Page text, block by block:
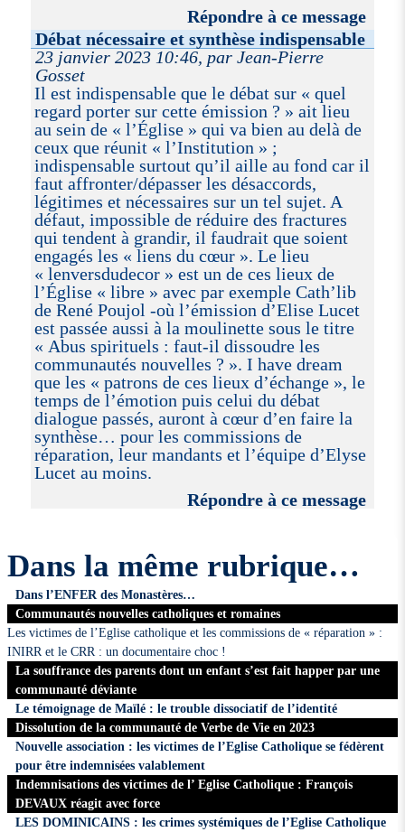
Répondre à ce message
Débat nécessaire et synthèse indispensable
23 janvier 2023 10:46, par Jean-Pierre
Gosset
Il est indispensable que le débat sur « quel
regard porter sur cette émission ? » ait lieu
au sein de « l’Église » qui va bien au delà de
ceux que réunit « l’Institution » ;
indispensable surtout qu’il aille au fond car il
faut affronter/dépasser les désaccords,
légitimes et nécessaires sur un tel sujet. A
défaut, impossible de réduire des fractures
qui tendent à grandir, il faudrait que soient
engagés les « liens du cœur ». Le lieu
« lenversdudecor » est un de ces lieux de
l’Église « libre » avec par exemple Cath’lib
de René Poujol -où l’émission d’Elise Lucet
est passée aussi à la moulinette sous le titre
« Abus spirituels : faut-il dissoudre les
communautés nouvelles ? ». I have dream
que les « patrons de ces lieux d’échange », le
temps de l’émotion puis celui du débat
dialogue passés, auront à cœur d’en faire la
synthèse… pour les commissions de
réparation, leur mandants et l’équipe d’Elyse
Lucet au moins.
Répondre à ce message
Dans la même rubrique…
Dans l’ENFER des Monastères…
Communautés nouvelles catholiques et romaines
Les victimes de l’Eglise catholique et les commissions de « réparation » :
INIRR et le CRR : un documentaire choc !
La souffrance des parents dont un enfant s’est fait happer par une
communauté déviante
Le témoignage de Maïlé : le trouble dissociatif de l’identité
Dissolution de la communauté de Verbe de Vie en 2023
Nouvelle association : les victimes de l’Eglise Catholique se fédèrent
pour être indemnisées valablement
Indemnisations des victimes de l’ Eglise Catholique : François
DEVAUX réagit avec force
LES DOMINICAINS : les crimes systémiques de l’Eglise Catholique